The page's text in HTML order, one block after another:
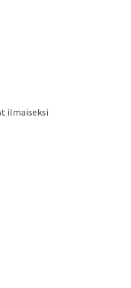
ilmaiseksi